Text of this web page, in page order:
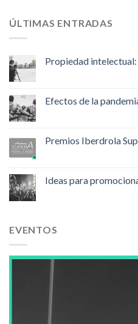
ÚLTIMAS ENTRADAS
Propiedad intelectual:
Efectos de la
Premios Iberdrola
Ideas para
EVENTOS